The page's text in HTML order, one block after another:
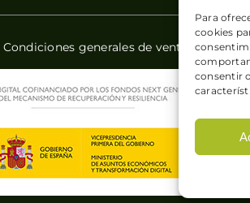
Para
cookies
consentir
Condiciones generales de venta -Política